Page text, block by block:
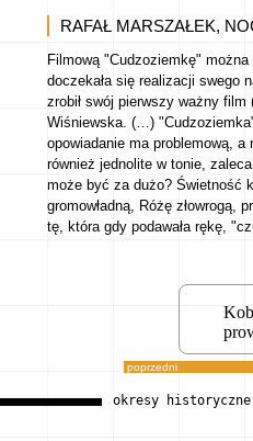
RAFAŁ MARSZAŁEK,
Filmową "Cudzoziemkę"
doczekała się realizacji swego
zrobił swój pierwszy ważny
Wiśniewska. (…)
opowiadanie ma problemową,
również jednolite w tonie,
może być za dużo? Świetność
gromowładną, Różę złowrogą,
tę, która gdy podawała rękę,
poprzedni
okresy historyczne